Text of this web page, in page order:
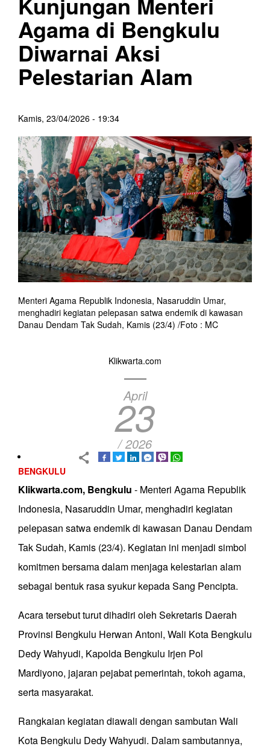
Agama di Bengkulu
Diwarnai Aksi
Pelestarian Alam
Kamis, 23/04/2026 - 19:34
Menteri Agama Republik Indonesia, Nasaruddin Umar,
menghadiri kegiatan pelepasan satwa endemik di kawasan
Danau Dendam Tak Sudah, Kamis (23/4) /Foto : MC
Klikwarta.com
April
23
/ 2026
BENGKULU
Klikwarta.com, Bengkulu - Menteri Agama Republik
Indonesia, Nasaruddin Umar, menghadiri kegiatan
pelepasan satwa endemik di kawasan Danau Dendam
Tak Sudah, Kamis (23/4). Kegiatan ini menjadi simbol
komitmen bersama dalam menjaga kelestarian alam
sebagai bentuk rasa syukur kepada Sang Pencipta.
Acara tersebut turut dihadiri oleh Sekretaris Daerah
Provinsi Bengkulu Herwan Antoni, Wali Kota Bengkulu
Dedy Wahyudi, Kapolda Bengkulu Irjen Pol
Mardiyono, jajaran pejabat pemerintah, tokoh agama,
serta masyarakat.
Rangkaian kegiatan diawali dengan sambutan Wali
Kota Bengkulu Dedy Wahyudi. Dalam sambutannya,